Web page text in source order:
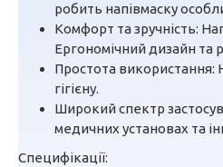
робить напівмаску
Комфорт та зручність:
Ергономічний дизайн та
Простота використання:
гігієну.
Широкий спектр
медичних установах та
Специфікації: